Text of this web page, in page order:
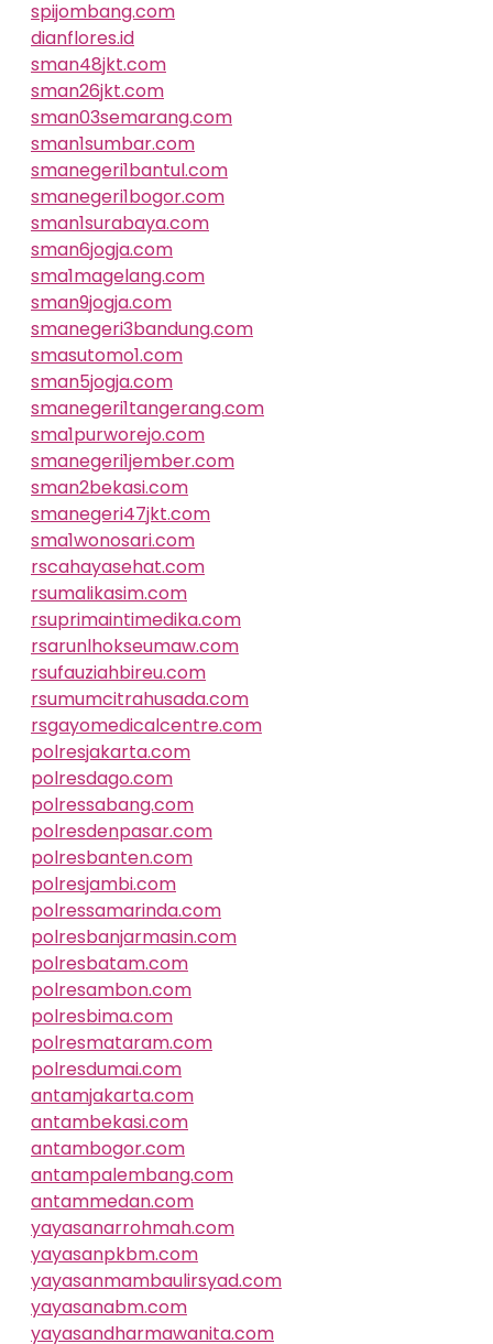
spijombang.com
dianflores.id
sman48jkt.com
sman26jkt.com
sman03semarang.com
sman1sumbar.com
smanegeri1bantul.com
smanegeri1bogor.com
sman1surabaya.com
sman6jogja.com
sma1magelang.com
sman9jogja.com
smanegeri3bandung.com
smasutomo1.com
sman5jogja.com
smanegeri1tangerang.com
sma1purworejo.com
smanegeri1jember.com
sman2bekasi.com
smanegeri47jkt.com
sma1wonosari.com
rscahayasehat.com
rsumalikasim.com
rsuprimaintimedika.com
rsarunlhokseumaw.com
rsufauziahbireu.com
rsumumcitrahusada.com
rsgayomedicalcentre.com
polresjakarta.com
polresdago.com
polressabang.com
polresdenpasar.com
polresbanten.com
polresjambi.com
polressamarinda.com
polresbanjarmasin.com
polresbatam.com
polresambon.com
polresbima.com
polresmataram.com
polresdumai.com
antamjakarta.com
antambekasi.com
antambogor.com
antampalembang.com
antammedan.com
yayasanarrohmah.com
yayasanpkbm.com
yayasanmambaulirsyad.com
yayasanabm.com
yayasandharmawanita.com